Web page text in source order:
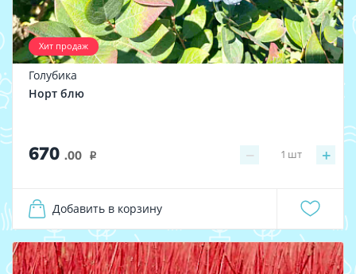
Хит продаж
Голубика
Норт блю
670 .00 i − +
1 шт
Добавить в корзину